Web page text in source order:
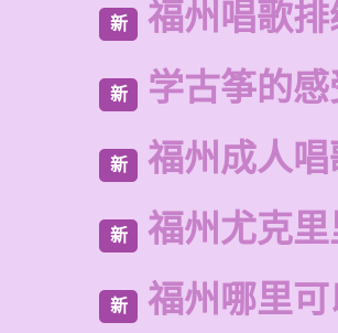
新 福州唱歌
新 学古筝的感
新 福州成人
新 福州尤克
新 福州哪里